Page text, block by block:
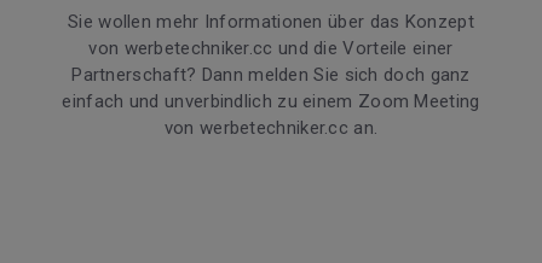
Sie wollen mehr Informationen über das Konzept
von werbetechniker.cc und die Vorteile einer
Partnerschaft? Dann melden Sie sich doch ganz
einfach und unverbindlich zu einem Zoom Meeting
von werbetechniker.cc an.